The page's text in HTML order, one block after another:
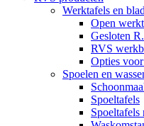
Werktafels en
Open
Gesloten
RVS
Opties
Spoelen en
Spoeltafels
Spoeltafels